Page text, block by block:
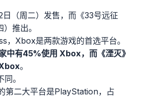
日（周二）发售，而《33号远征
推出。
，Xbox是两款游戏的首选平台。
中有45%使用 Xbox，而《湮灭》
。
。
第二大平台是PlayStation，占